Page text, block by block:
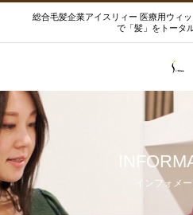
総合毛髪企業アイスリィー 医療用ウィ
で「髪」をトータ
インフォメ